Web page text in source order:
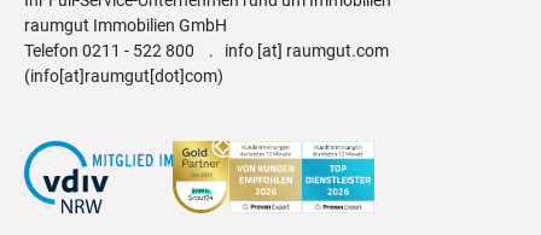
raumgut Immobilien GmbH
Telefon 0211 - 522 800 . info [at] raumgut.com
(info[at]raumgut[dot]com)